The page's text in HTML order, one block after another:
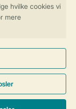
Cookies og bannere